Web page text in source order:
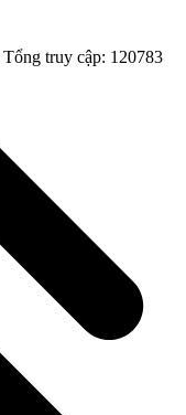
Tổng truy cập: 120783